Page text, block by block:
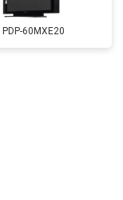
PDP-60MXE20